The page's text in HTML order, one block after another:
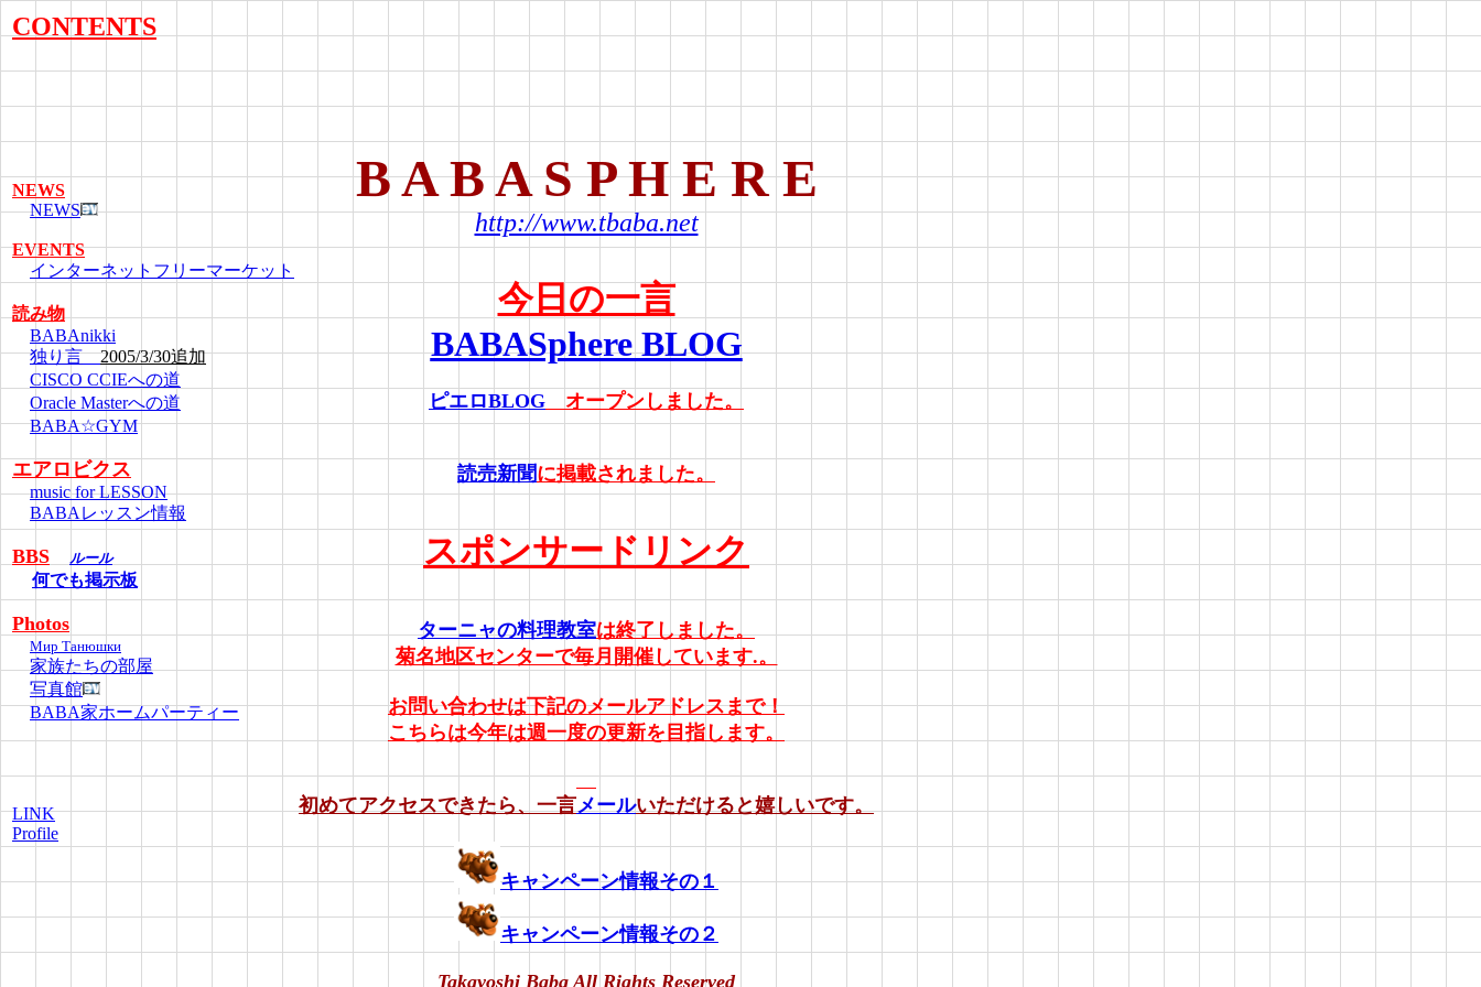
CONTENTS
NEWS
NEWS
EVENTS
インターネットフリーマーケット
読み物
BABAnikki
独り言
2005/3/30追加
CISCO CCIEへの道
Oracle Masterへの道
BABA☆GYM
エアロビクス
music for LESSON
BABAレッスン情報
BBS ルール
何でも掲示板
Photos
Мир Танюшки
家族たちの部屋
写真館
BABA家ホームパーティー
LINK
Profile
B A B A S P H E R E
http://www.tbaba.net
今日の一言
BABASphere BLOG
ピエロBLOG オープンしました。
読売新聞に掲載されました。
スポンサードリンク
ターニャの料理教室は終了しました。
菊名地区センターで毎月開催しています.。
お問い合わせは下記のメールアドレスまで！
こちらは今年は週一度の更新を目指します。
初めてアクセスできたら、一言メールいただけると嬉しいです。
キャンペーン情報その１
キャンペーン情報その２
Takayoshi Baba All Rights Reserved